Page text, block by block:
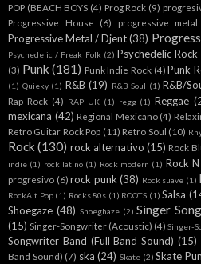
POP (BEACH BOYS (4) Prog Rock (9)
Progressive House (6) progressive metal
Progressive Metal / Djent (38)
Psychedelic / Freak Folk (2) Psychedelic Rock
(3) Punk (181) Punk Indie Rock (4) Punk
(1) Quieky (1) R&B (19) R&B Soul (1) R&B/
Rap Rock (4) RAP UK (1) regg (1) Reggae
mexicana (42) Regional Mexicano (4)
Retro Guitar Rock Pop (11) Retro Soul (10)
Rock (130) rock alternativo (15) Rock
indie (1) rock latino (1) Rock modern (1) Rock
progresivo (6) rock punk (38) Rock suave (1)
RockAlt Pop (1) Rocks 80s (1) ROOTS (1) Salsa
Shoegaze (48) Shoeghaze (2) Singer
(15) Singer-Songwriter (Acoustic) (4) Singer-
Songwriter Band (Full Band Sound) (15)
Band Sound) (7) ska (24) Skate (2) Skate